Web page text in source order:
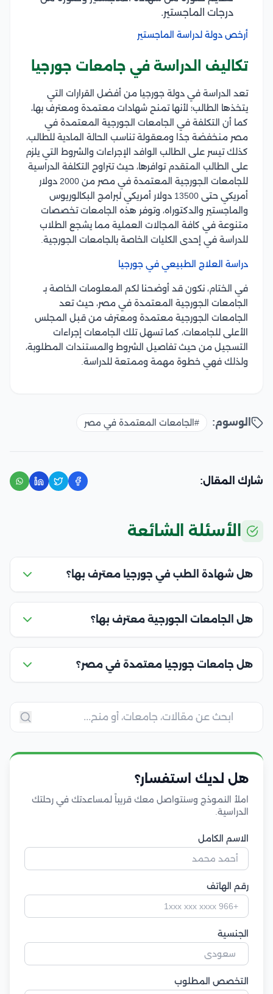
درجات الماجستير.
أرخص دولة لدراسة الماجستير
تكاليف الدراسة في جامعات جورجيا
تعد الدراسة في دولة جورجيا من أفضل القرارات التي
يتخذها الطالب؛ لأنها تمنح شهادات معتمدة ومعترف بها،
كما أن التكلفة في الجامعات الجورجية المعتمدة في
مصر منخفضة جدًا ومعقولة تناسب الحالة المادية للطالب،
كذلك تيسر على الطالب الوافد الإجراءات والشروط التي يلزم
على الطالب المتقدم توافرها، حيث تتراوح التكلفة الدراسية
للجامعات الجورجية المعتمدة في مصر من 2000 دولار
أمريكي حتى 13500 دولار أمريكي لبرامج البكالوريوس
والماجستير والدكتوراه، وتوفر هذه الجامعات تخصصات
متنوعة في كافة المجالات العملية مما يشجع الطلاب
للدراسة في إحدى الكليات الخاصة بالجامعات الجورجية.
دراسة العلاج الطبيعي في جورجيا
في الختام، نكون قد أوضحنا لكم المعلومات الخاصة بـ
الجامعات الجورجية المعتمدة في مصر، حيث تعد
الجامعات الجورجية معتمدة ومعترف من قبل المجلس
الأعلى للجامعات، كما تسهل تلك الجامعات إجراءات
التسجيل من حيث تفاصيل الشروط والمستندات المطلوبة،
ولذلك فهي خطوة مهمة وممتعة للدراسة.
الوسوم: #الجامعات المعتمدة في مصر
شارك المقال:
الأسئلة الشائعة
هل شهادة الطب في جورجيا معترف بها؟
هل الجامعات الجورجية معترف بها؟
هل جامعات جورجيا معتمدة في مصر؟
هل لديك استفسار؟
املأ النموذج وسنتواصل معك قريباً لمساعدتك في رحلتك
الدراسية.
الاسم الكامل
رقم الهاتف
الجنسية
التخصص المطلوب